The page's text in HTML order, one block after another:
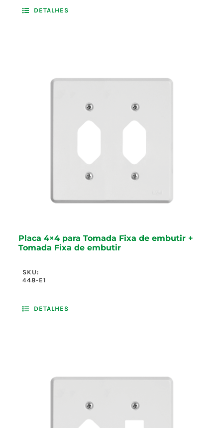
DETALHES
Placa 4×4 para Tomada Fixa de embutir +
Tomada Fixa de embutir
SKU:
448-E1
DETALHES